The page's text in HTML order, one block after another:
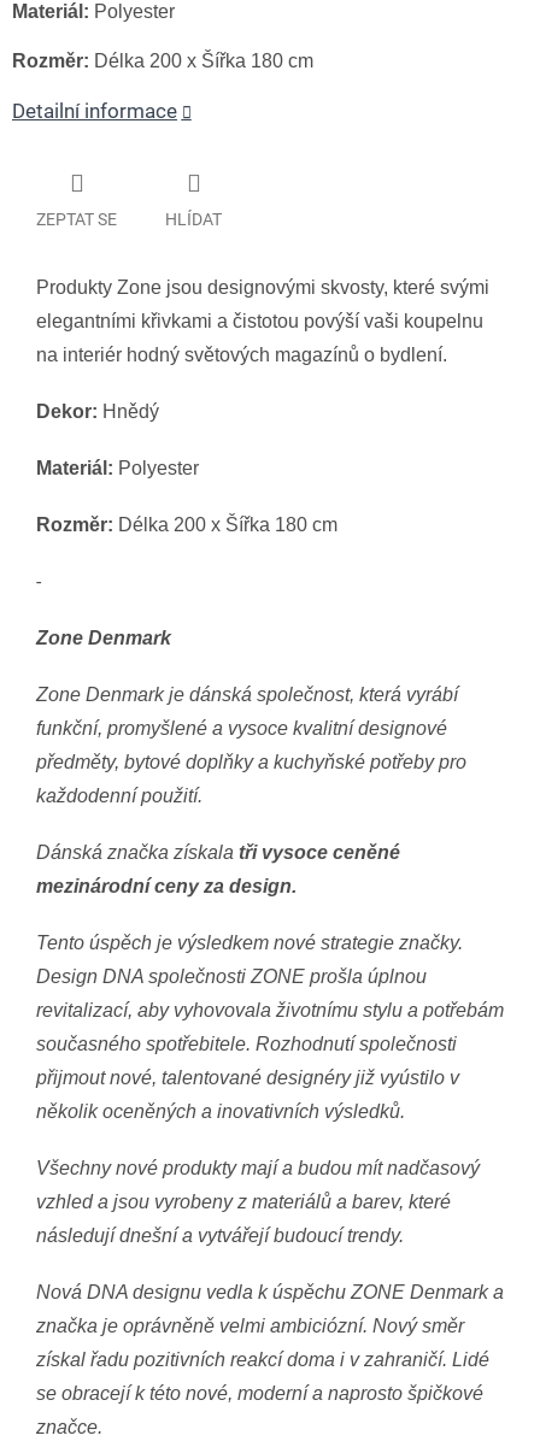
Materiál: Polyester
Rozměr: Délka 200 x Šířka 180 cm
Detailní informace
ZEPTAT SE HLÍDAT
Produkty Zone jsou designovými skvosty, které svými
elegantními křivkami a čistotou povýší vaši koupelnu
na interiér hodný světových magazínů o bydlení.
Dekor: Hnědý
Materiál: Polyester
Rozměr: Délka 200 x Šířka 180 cm
-
Zone Denmark
Zone Denmark je dánská společnost, která vyrábí
funkční, promyšlené a vysoce kvalitní designové
předměty, bytové doplňky a kuchyňské potřeby pro
každodenní použití.
Dánská značka získala tři vysoce ceněné
mezinárodní ceny za design.
Tento úspěch je výsledkem nové strategie značky.
Design DNA společnosti ZONE prošla úplnou
revitalizací, aby vyhovovala životnímu stylu a potřebám
současného spotřebitele. Rozhodnutí společnosti
přijmout nové, talentované designéry již vyústilo v
několik oceněných a inovativních výsledků.
Všechny nové produkty mají a budou mít nadčasový
vzhled a jsou vyrobeny z materiálů a barev, které
následují dnešní a vytvářejí budoucí trendy.
Nová DNA designu vedla k úspěchu ZONE Denmark a
značka je oprávněně velmi ambiciózní. Nový směr
získal řadu pozitivních reakcí doma i v zahraničí. Lidé
se obracejí k této nové, moderní a naprosto špičkové
značce.